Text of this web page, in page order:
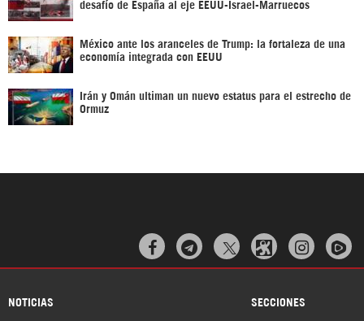
desafío de España al eje EEUU-Israel-Marruecos
México ante los aranceles de Trump: la fortaleza de una
economía integrada con EEUU
Irán y Omán ultiman un nuevo estatus para el estrecho de
Ormuz
  
NOTICIAS SECCIONES